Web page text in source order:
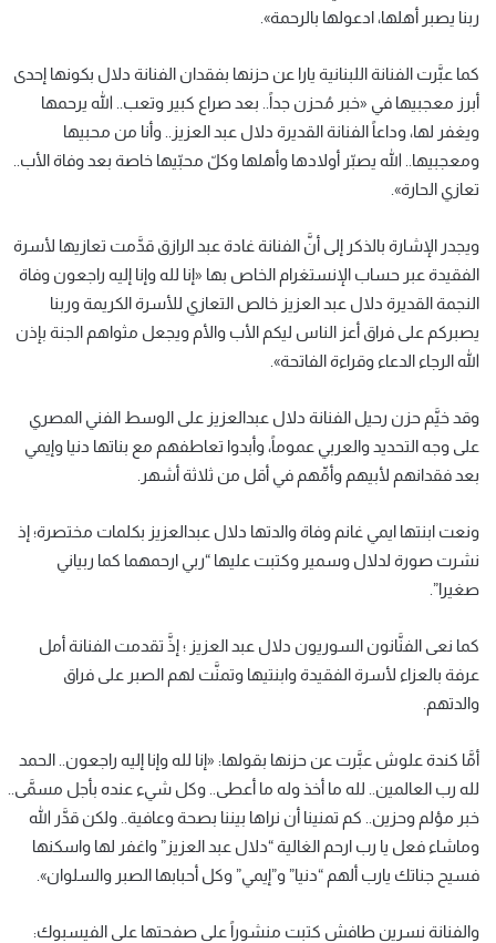
ربنا يصبر أهلها، ادعولها بالرحمة».
كما عبَّرت الفنانة اللبنانية يارا عن حزنها بفقدان الفنانة دلال بكونها إحدى
أبرز معجبيها في «‏خبر مُحزن جداً.. بعد صراع كبير وتعب.. الله يرحمها
ويغفر لها، ‫وداعاً الفنانة القديرة دلال عبد العزيز.. وأنا من محبيها
ومعجبيها.. الله يصبّر أولادها وأهلها وكلّ محبّيها خاصة بعد وفاة الأب..
‏تعازي الحارة».
ويجدر الإشارة بالذكر إلى أنَّ الفنانة غادة عبد الرازق قدَّمت تعازيها لأسرة
الفقيدة عبر حساب الإنستغرام الخاص بها «إنا لله وإنا إليه راجعون وفاة
النجمة القديرة دلال عبد العزيز خالص التعازي للأسرة الكريمة وربنا
يصبركم على فراق أعز الناس ليكم الأب والأم ويجعل مثواهم الجنة بإذن
الله الرجاء الدعاء وقراءة الفاتحة».
وقد خيَّم حزن رحيل الفنانة دلال عبدالعزيز على الوسط الفني المصري
على وجه التحديد والعربي عموماً، وأبدوا تعاطفهم مع بناتها دنيا وإيمي
بعد فقدانهم لأبيهم وأمِّهم في أقل من ثلاثة أشهر.
ونعت ابنتها ايمي غانم وفاة والدتها دلال عبدالعزيز بكلمات مختصرة؛ إذ
نشرت صورة لدلال وسمير وكتبت عليها “ربي ارحمهما كما ربياني
صغيرا”.
كما نعى الفنَّانون السوريون دلال عبد العزيز ؛ إذَّ تقدمت الفنانة أمل
عرفة بالعزاء لأسرة الفقيدة وابنتيها وتمنَّت لهم الصبر على فراق
والدتهم.
أمَّا كندة علوش عبَّرت عن حزنها بقولها: «إنا لله وإنا إليه راجعون.. الحمد
لله رب العالمين.. لله ما أخذ وله ما أعطى.. وكل شيء عنده بأجل مسمَّى..
خبر مؤلم وحزين.. كم تمنينا أن نراها بيننا بصحة وعافية.. ولكن قدَّر الله
وماشاء فعل يا رب ارحم الغالية “دلال عبد العزيز” واغفر لها واسكنها
فسيح جناتك يارب ألهم “دنيا” و”إيمي” وكل أحبابها الصبر والسلوان».
والفنانة نسرين طافش كتبت منشوراً على صفحتها على الفيسبوك: